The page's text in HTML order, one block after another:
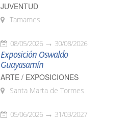
JUVENTUD
Tamames
08/05/2026 30/08/2026
Exposición Oswaldo
Guayasamín
ARTE / EXPOSICIONES
Santa Marta de Tormes
05/06/2026 31/03/2027